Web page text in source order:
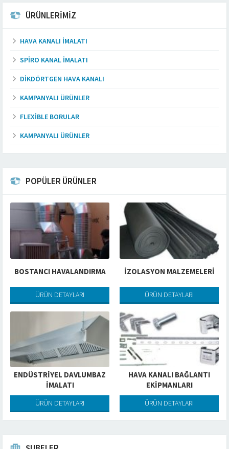
ÜRÜNLERİMİZ
HAVA KANALI İMALATI
SPIRO KANAL İMALATI
DIKDÖRTGEN HAVA KANALI
KAMPANYALI ÜRÜNLER
FLEXIBLE BORULAR
KAMPANYALI ÜRÜNLER
POPÜLER ÜRÜNLER
BOSTANCI HAVALANDIRMA
ÜRÜN DETAYLARI
İZOLASYON MALZEMELERİ
ÜRÜN DETAYLARI
ENDÜSTRIYEL DAVLUMBAZ
İMALATI
ÜRÜN DETAYLARI
HAVA KANALI BAĞLANTI
EKIPMANLARI
ÜRÜN DETAYLARI